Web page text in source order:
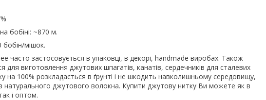
бобіні: ~870 м.
бобін/мішок.
часто застосовується в упаковці, в декорі, handmade виробах. Також
для виготовлення джутових шпагатів, канатів, сердечників для сталевих
на 100% розкладається в ґрунті і не шкодить навколишньому середовищу,
натурального джутового волокна. Купити джутову нитку Ви можете як в
і оптом.